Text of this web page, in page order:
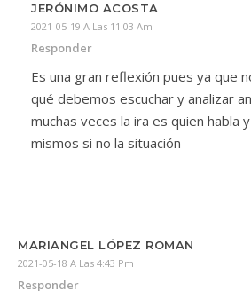
JERÓNIMO ACOSTA
2021-05-19 A Las 11:03 Am
Responder
Es una gran reflexión pues ya que
qué debemos escuchar y analizar
muchas veces la ira es quien habla
mismos si no la situación
MARIANGEL LÓPEZ ROMAN
2021-05-18 A Las 4:43 Pm
Responder